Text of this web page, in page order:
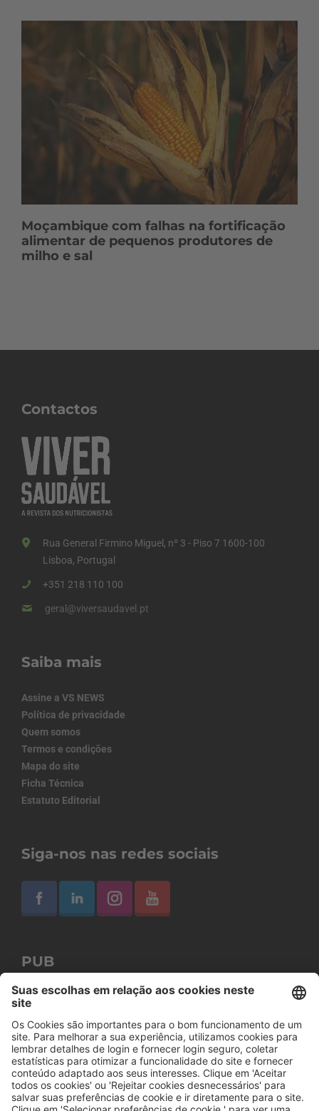
Moçambique com falhas na fortificação
alimentar de pequenos produtores de
milho e sal
Contactos
Rua General Firmino Miguel, nº 3 - Piso 7 1600-100
Lisboa, Portugal
+351 218 110 100
geral@viversaudavel.pt
Saiba mais
Assine a VS NEWS
Política de privacidade
Quem somos
Termos e condições
Mapa do site
Ficha Técnica
Estatuto Editorial
Siga-nos nas redes sociais
PUB